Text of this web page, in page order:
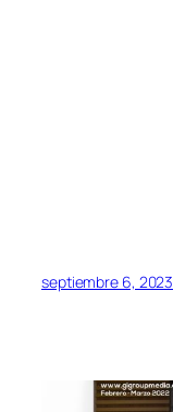
septiembre 6, 2023